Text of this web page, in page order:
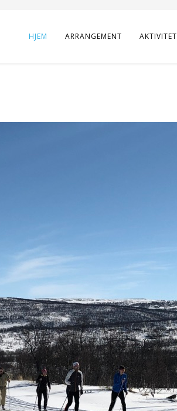
HJEM ARRANGEMENT AKTIVITET